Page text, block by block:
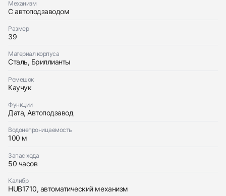
Механизм
С автоподзаводом
Размер
39
Материал корпуса
Сталь, Бриллианты
Ремешок
Каучук
Функции
Дата, Автоподзавод
Водонепроницаемость
100 м
Запас хода
50 часов
Калибр
HUB1710, автоматический механизм
Приложите фото ваших часов…